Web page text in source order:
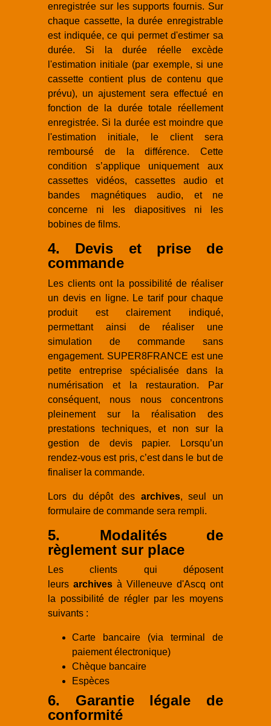
enregistrée sur les supports fournis. Sur
chaque cassette, la durée enregistrable
est indiquée, ce qui permet d'estimer sa
durée. Si la durée réelle excède
l'estimation initiale (par exemple, si une
cassette contient plus de contenu que
prévu), un ajustement sera effectué en
fonction de la durée totale réellement
enregistrée. Si la durée est moindre que
l'estimation initiale, le client sera
remboursé de la différence. Cette
condition s’applique uniquement aux
cassettes vidéos, cassettes audio et
bandes magnétiques audio, et ne
concerne ni les diapositives ni les
bobines de films.
4. Devis et prise de
commande
Les clients ont la possibilité de réaliser
un devis en ligne. Le tarif pour chaque
produit est clairement indiqué,
permettant ainsi de réaliser une
simulation de commande sans
engagement. SUPER8FRANCE est une
petite entreprise spécialisée dans la
numérisation et la restauration. Par
conséquent, nous nous concentrons
pleinement sur la réalisation des
prestations techniques, et non sur la
gestion de devis papier. Lorsqu’un
rendez-vous est pris, c’est dans le but de
finaliser la commande.
Lors du dépôt des archives, seul un
formulaire de commande sera rempli.
5. Modalités de
règlement sur place
Les clients qui déposent
leurs archives à Villeneuve d'Ascq ont
la possibilité de régler par les moyens
suivants :
Carte bancaire (via terminal de
paiement électronique)
Chèque bancaire
Espèces
6. Garantie légale de
conformité